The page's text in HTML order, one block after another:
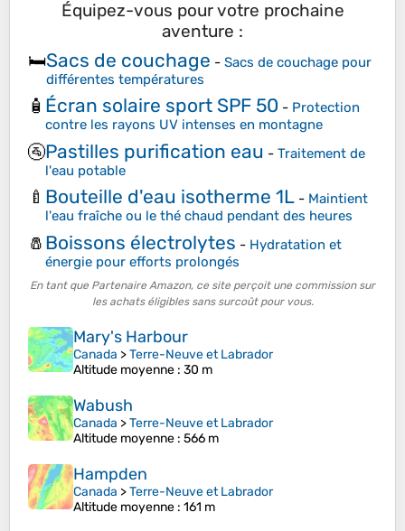
Équipez-vous pour votre prochaine
aventure :
🛏️Sacs de couchage - Sacs de couchage pour
différentes températures
🧴 Écran solaire sport SPF 50 - Protection
contre les rayons UV intenses en montagne
🚰Pastilles purification eau - Traitement de
l'eau potable
🍼 Bouteille d'eau isotherme 1L - Maintient
l'eau fraîche ou le thé chaud pendant des heures
🧂 Boissons électrolytes - Hydratation et
énergie pour efforts prolongés
En tant que Partenaire Amazon, ce site perçoit une commission sur
les achats éligibles sans surcoût pour vous.
Mary's Harbour
Canada >Terre-Neuve et Labrador
Altitude moyenne : 30 m
Wabush
Canada >Terre-Neuve et Labrador
Altitude moyenne : 566 m
Hampden
Canada >Terre-Neuve et Labrador
Altitude moyenne : 161 m